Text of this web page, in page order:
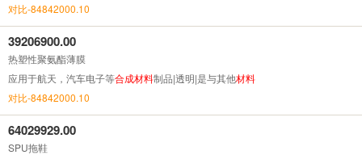
对比-84842000.10
39206900.00
热塑性聚氨酯薄膜
应用于航天，汽车电子等合成材料制品|透明|是与其他材料
对比-84842000.10
64029929.00
SPU拖鞋